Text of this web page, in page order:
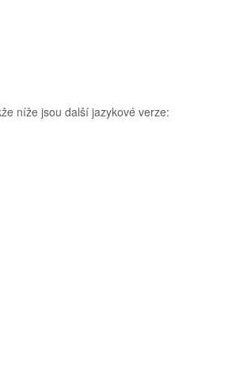
níže jsou další jazykové verze: